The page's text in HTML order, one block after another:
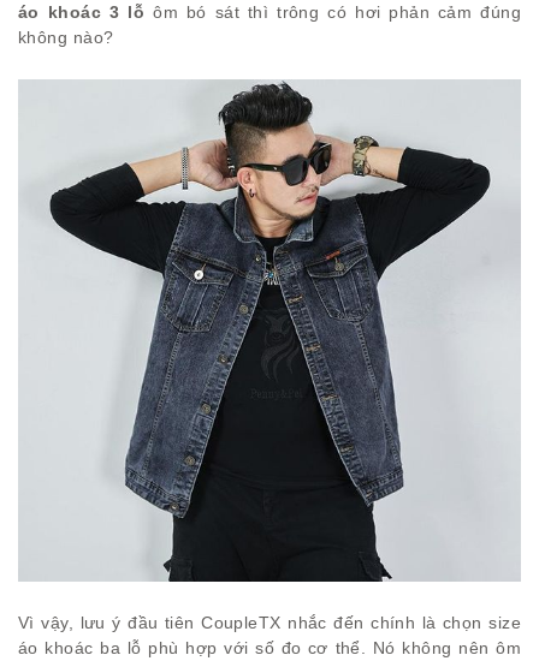
áo khoác 3 lỗ ôm bó sát thì trông có hơi phản cảm đúng
không nào?
Vì vậy, lưu ý đầu tiên CoupleTX nhắc đến chính là chọn size
áo khoác ba lỗ phù hợp với số đo cơ thể. Nó không nên ôm